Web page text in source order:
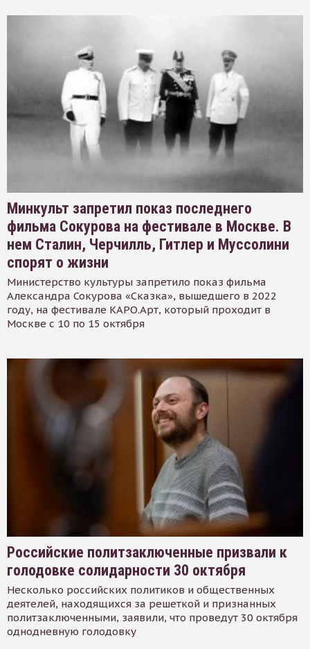
Минкульт запретил показ последнего
фильма Сокурова на фестивале в Москве. В
нем Сталин, Черчилль, Гитлер и Муссолини
спорят о жизни
Министерство культуры запретило показ фильма
Александра Сокурова «Сказка», вышедшего в 2022
году, на фестивале КАРО.Арт, который проходит в
Москве с 10 по 15 октября
Российские политзаключенные призвали к
голодовке солидарности 30 октября
Несколько российских политиков и общественных
деятелей, находящихся за решеткой и признанных
политзаключенными, заявили, что проведут 30 октября
однодневную голодовку